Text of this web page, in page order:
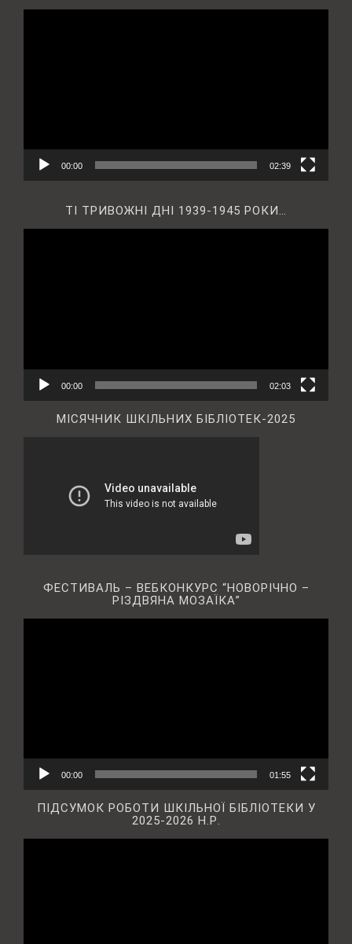
00:00 02:39
ТІ ТРИВОЖНІ ДНІ 1939-1945 РОКИ…
00:00 02:03
МІСЯЧНИК ШКІЛЬНИХ БІБЛІОТЕК-2025
ФЕСТИВАЛЬ – ВЕБКОНКУРС “НОВОРІЧНО –
РІЗДВЯНА МОЗАЇКА”
00:00 01:55
ПІДСУМОК РОБОТИ ШКІЛЬНОЇ БІБЛІОТЕКИ У
2025-2026 Н.Р.